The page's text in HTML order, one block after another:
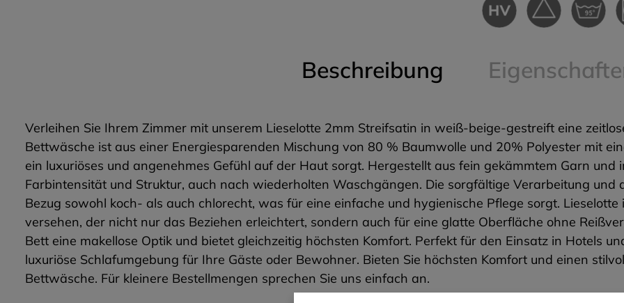
Beschreibung
Verleihen Sie Ihrem Zimmer mit unserem Lieselotte 2mm Streifsatin in weiß-beige-gestreift eine
Bettwäsche ist aus einer Energiesparenden Mischung von 80 % Baumwolle und 20% Polyester mit
ein luxuriöses und angenehmes Gefühl auf der Haut sorgt. Hergestellt aus fein gekämmtem Garn
Farbintensität und Struktur, auch nach wiederholten Waschgängen. Die sorgfältige Verarbeitung
Bezug sowohl koch- als auch chlorecht, was für eine einfache und hygienische Pflege sorgt.
versehen, der nicht nur das Beziehen erleichtert, sondern auch für eine glatte Oberfläche ohne
Bett eine makellose Optik und bietet gleichzeitig höchsten Komfort. Perfekt für den Einsatz in Hotels
luxuriöse Schlafumgebung für Ihre Gäste oder Bewohner. Bieten Sie höchsten Komfort und einen
Bettwäsche. Für kleinere Bestellmengen sprechen Sie uns einfach an.